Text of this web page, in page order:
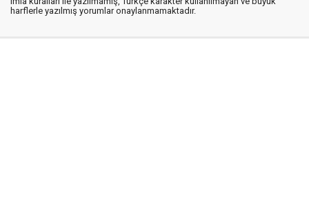
harflerle yazılmış yorumlar onaylanmamaktadır.